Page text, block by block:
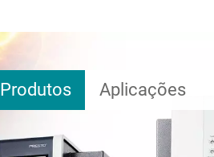
Produtos Aplicações